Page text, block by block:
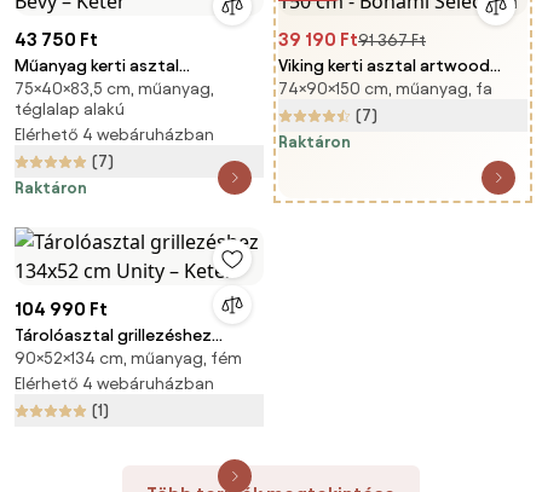
43 750 Ft
Műanyag kerti asztal
jégtartóval 83.5x40 cm Bevy –
Keter
75×40×83,5 cm, műanyag,
téglalap alakú
Elérhető 4 webáruházban
(7)
Raktáron
39 190 Ft91 367 Ft
Viking kerti asztal artwood
asztallappal, 90 x 150 cm -
Bonami Selection
74×90×150 cm, műanyag, fa
(7)
Raktáron
104 990 Ft
Tárolóasztal grillezéshez
134x52 cm Unity – Keter
90×52×134 cm, műanyag, fém
Elérhető 4 webáruházban
(1)